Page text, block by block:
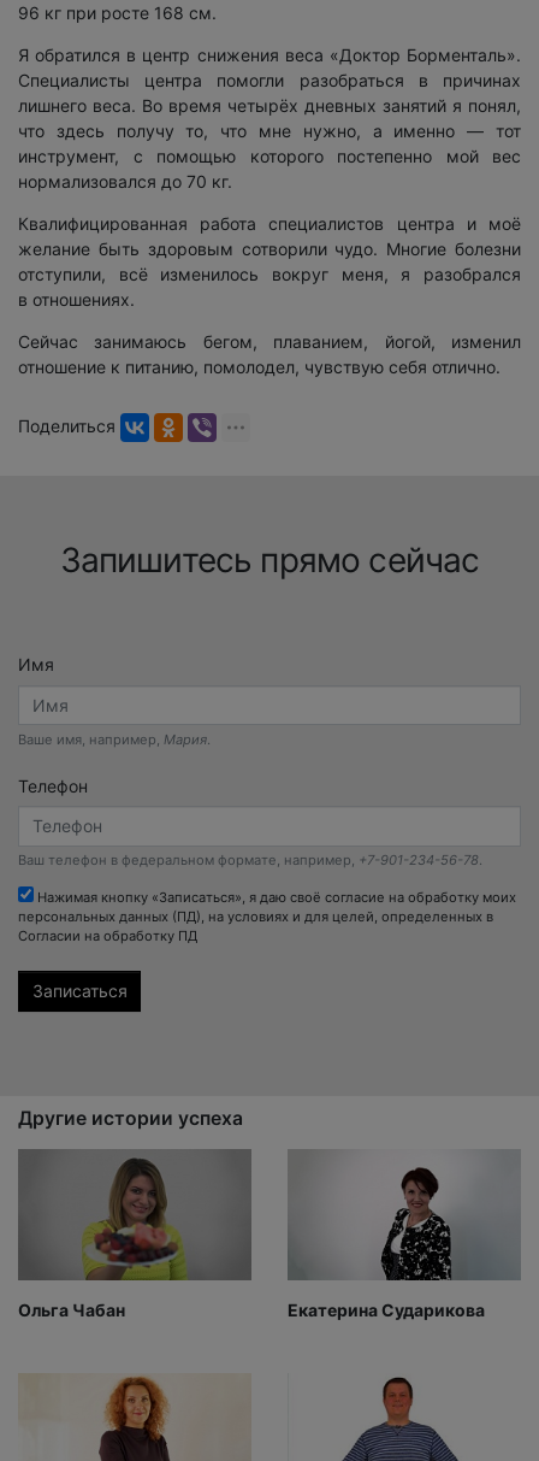
96 кг при росте 168 см.
Я обратился в центр снижения веса «Доктор Борменталь».
Специалисты центра помогли разобраться в причинах
лишнего веса. Во время четырёх дневных занятий я понял,
что здесь получу то, что мне нужно, а именно — тот
инструмент, с помощью которого постепенно мой вес
нормализовался до 70 кг.
Квалифицированная работа специалистов центра и моё
желание быть здоровым сотворили чудо. Многие болезни
отступили, всё изменилось вокруг меня, я разобрался
в отношениях.
Сейчас занимаюсь бегом, плаванием, йогой, изменил
отношение к питанию, помолодел, чувствую себя отлично.
Поделиться
Запишитесь прямо сейчас
Имя
Ваше имя, например, Мария
Телефон
Ваш телефон в федеральном формате, например, +7-901-234-56-78.
Нажимая кнопку «Записаться», я даю своё согласие на обработку моих
персональных данных (ПД), на условиях и для целей, определенных в
Согласии на обработку ПД
Другие истории успеха
Ольга Чабан Екатерина Сударикова